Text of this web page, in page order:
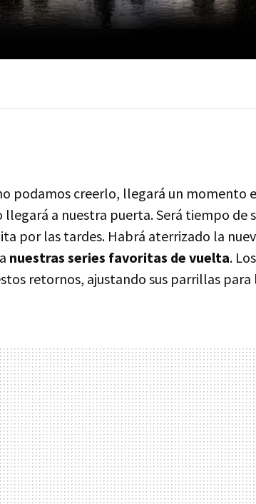
podamos creerlo, llegará un momento
a nuestra puerta. Será tiempo de
por las tardes. Habrá aterrizado la
nuestras series favoritas de vuelta.
retornos, ajustando sus parrillas para